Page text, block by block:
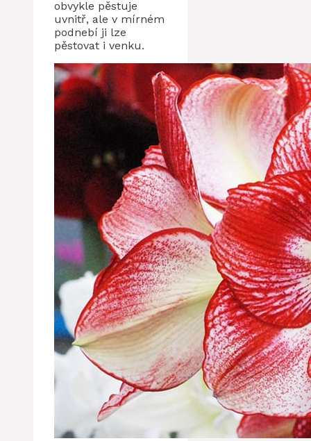
obvykle pěstuje
uvnitř, ale v mírném
podnebí ji lze
pěstovat i venku.